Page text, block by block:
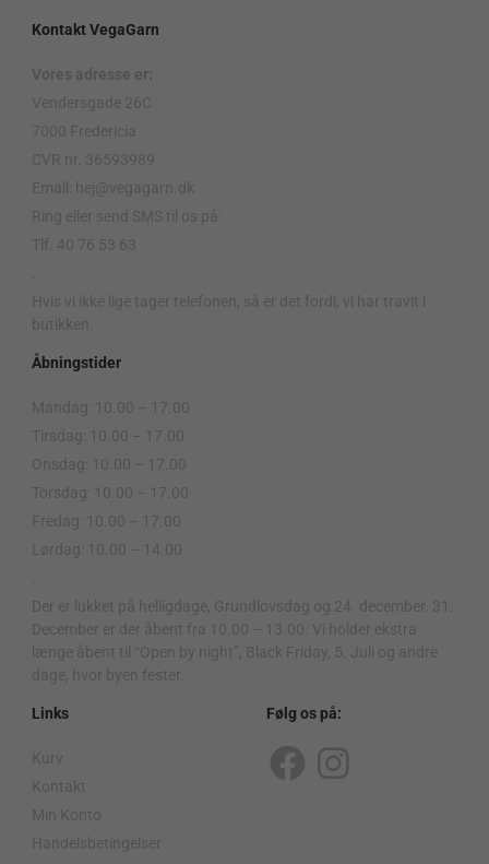
Kontakt VegaGarn
Vores adresse er:
Vendersgade 26C
7000 Fredericia
CVR nr. 36593989
Email: hej@vegagarn.dk
Ring eller send SMS til os på:
Tlf. 40 76 53 63
Hvis vi ikke lige tager telefonen, så er det fordi, vi har travlt i
butikken.
Åbningstider
Mandag: 10.00 – 17.00
Tirsdag: 10.00 – 17.00
Onsdag: 10.00 – 17.00
Torsdag: 10.00 – 17.00
Fredag: 10.00 – 17.00
Lørdag: 10.00 – 14.00
Der er lukket på helligdage, Grundlovsdag og 24. december. 31.
December er der åbent fra 10.00 – 13.00. Vi holder ekstra
længe åbent til “Open by night”, Black Friday, 5. Juli og andre
dage, hvor byen fester.
Links
Kurv
Kontakt
Min Konto
Handelsbetingelser
Følg os på:
F
I